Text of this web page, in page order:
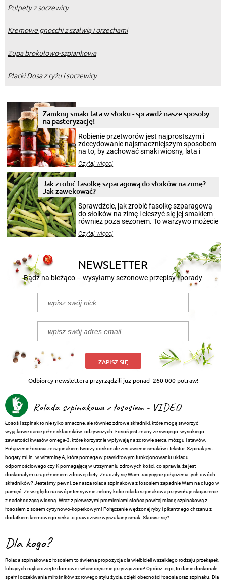
Pulpety z soczewicy
Kremowe gnocchi z szałwią i orzechami
Zupa brokułowo-szpiankowa
Placki Dosa z ryżu i soczewicy
Zamknij smaki lata w słoiku - sprawdź nasze sposoby
na pasteryzację!
Robienie przetworów jest najprostszym i
zdecydowanie najsmaczniejszym sposobem
na to, by zachować smaki wiosny, lata i
krajobrazów, by cieszyć nimi oko w sezonie
pełni poczuć atmosferę cieplejszych
miesięcy. Przygotowanie słoików ze
patenty, które pozwolą zachować świeżość
przetworów.
Czytaj więcej
Jak zrobić fasolkę szparagową do słoików na zimę?
Jak zawekować?
Sprawdźcie, jak zrobić fasolkę szparagową
do słoików na zimę i cieszyć się jej smakiem
również poza sezonem. To warzywo możecie
nasze propozycje!
Czytaj więcej
NEWSLETTER
Bądź na bieżąco – wysyłamy sezonowe przepisy i porady
ZAPISZ SIĘ
Odbiorcy newslettera przyrządzili już ponad 260 000 potraw!
Rolada szpinakowa z łososiem - VIDEO
Łosoś i szpinak to nie tylko smaczne, ale również zdrowe składniki, które mogą stworzyć
wyjątkowe danie pełne składników odżywczych. Łosoś jest znany ze swojego wysokiego
zawartości kwasów omega-3, które korzystnie wpływają na zdrowie serca, mózgu i stawów.
Połączenie łososia ze szpinakiem tworzy doskonałe zestawienie smaków i tekstur. Szpinak jest
bogaty mi.in. w witaminę A, która pomaga w prawidłowym funkcjonowaniu układu
odpornościowego czy K pomagającą w utrzymaniu zdrowych kości, co sprawia, że jest
doskonałym uzupełnieniem zdrowej diety. Znudziły się Wam tradycyjne połączenia tych dwóch
składników? Jesteśmy pewni, że nasza rolada szpinakowa z łososiem zapadnie Wam na długo w
pamięć. Ze względu na swój intensywnie zielony kolor rolada szpinakowa przywołuje skojarzenie
z nadchodzącą wiosną. Wraz z pierwszymi promieniami słońca powitaj roladę szpinakową z
łososiem z sosem cytrynowo-koperkowym! Połączenie wędzonej ryby i pikantnego chrzanu z
dodatkiem kremowego serka to prawdziwie wyszukany smak. Skusisz się?
Dla kogo?
Rolada szpinakowa z łososiem to świetna propozycja dla wielbicieli wszelkiego rodzaju przekąsek,
lubiących najbardziej te domowe i własnoręcznie przyrządzone! Oprócz tego, to danie doskonale
spełni oczekiwania miłośników zdrowego stylu życia, dzięki obecności łososia oraz szpinaku. Dla